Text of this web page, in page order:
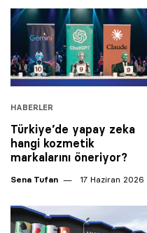
HABERLER
Türkiye’de yapay zeka
hangi kozmetik
markalarını öneriyor?
Sena Tufan 17 Haziran 2026